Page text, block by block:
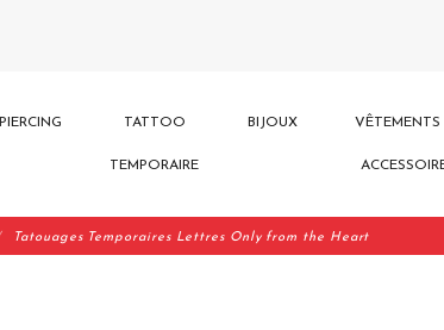
PIERCING TATTOO
TEMPORAIRE
BIJOUX VÊTEMENTS
Tatouages Temporaires Lettres Only from the Heart